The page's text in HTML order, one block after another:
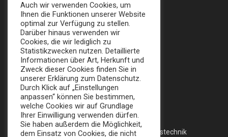
+49 (0) 30 924 0 95 97
Apollofalterallee 98, 12683 Berlin
info@broker-gmbh.de
INFORMATIONEN
Impressum
Datenschutz
AGB
MENÜ
Home
Messe
Veranstaltungstechnik
Auch wir verwenden Cookies, um
Ihnen die Funktionen unserer Website
optimal zur Verfügung zu stellen.
Darüber hinaus verwenden wir
Cookies, die wir lediglich zu
Statistikzwecken nutzen. Detaillierte
Informationen über Art, Herkunft und
Zweck dieser Cookies finden Sie in
unserer Erklärung zum Datenschutz.
Durch Klick auf „Einstellungen
anpassen“ können Sie bestimmen,
welche Cookies wir auf Grundlage
Ihrer Einwilligung verwenden dürfen.
Sie haben außerdem die Möglichkeit,
dem Einsatz von Cookies, die nicht